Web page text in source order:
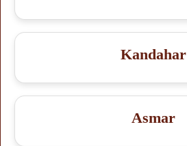
Kandahar
Asmar